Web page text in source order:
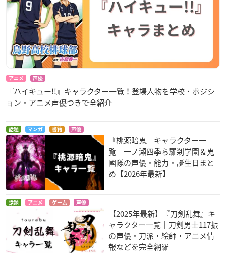
アニメ 声優
『ハイキュー!!』キャラクター一覧！登場人物を学校・ポジシ
ョン・アニメ声優つきで全紹介
話題 マンガ 書籍 声優
『桃源暗鬼』キャラクター一
覧 一ノ瀬四季ら羅刹学園＆鬼
國隊の声優・能力・誕生日まと
め【2026年最新】
話題 アニメ ゲーム 声優
【2025年最新】『刀剣乱舞』キ
ャラクター一覧｜刀剣男士117振
の声優・刀派・絵師・アニメ情
報などを完全網羅